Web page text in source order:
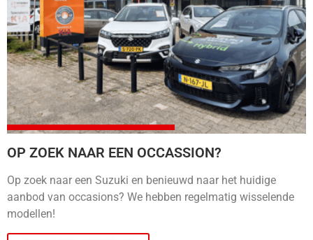
OP ZOEK NAAR EEN OCCASSION?
Op zoek naar een Suzuki en benieuwd naar het huidige
aanbod van occasions? We hebben regelmatig wisselende
modellen!